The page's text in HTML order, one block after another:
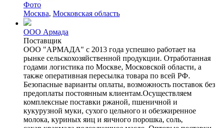
Фото
Москва, Московская область
ООО Армада
Поставщик
ООО "АРМАДА" с 2013 года успешно работает на
рынке сельскохозяйственной продукции. Отработанная
годами логистика по Москве, Московской области, а
также оперативная пересылка товара по всей РФ.
Безопасные варианты оплаты, возможность поставок без
предоплаты постоянным клиентам.Осуществляем
комплексные поставки ржаной, пшеничной и
кукурузной муки, сухого цельного и обезжиренное
молока, куриных яиц и яичного порошка, соль,